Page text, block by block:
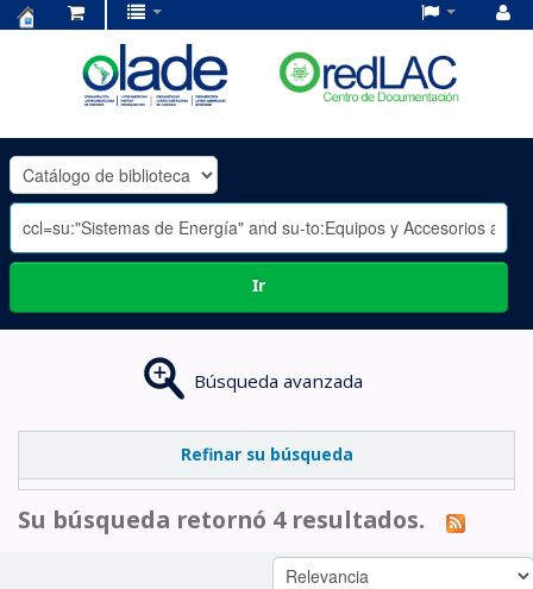
OLADE
-
Ir
Búsqueda avanzada
Refinar su búsqueda
Su búsqueda retornó 4 resultados.